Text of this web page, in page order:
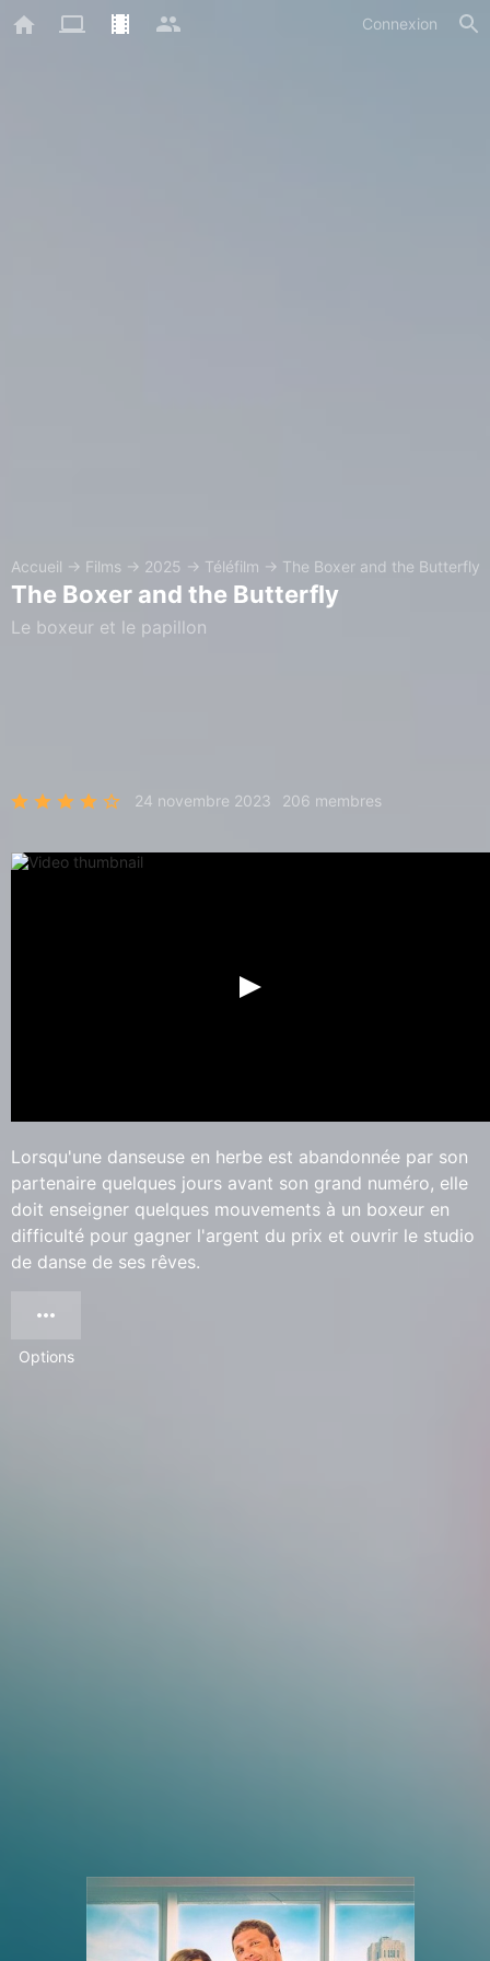
Connexion
Accueil → Films → 2025 → Téléfilm → The Boxer and the Butterfly
The Boxer and the Butterfly
Le boxeur et le papillon
24 novembre 2023 206 membres
Lorsqu'une danseuse en herbe est abandonnée par son
partenaire quelques jours avant son grand numéro, elle
doit enseigner quelques mouvements à un boxeur en
difficulté pour gagner l'argent du prix et ouvrir le studio
de danse de ses rêves.
Options